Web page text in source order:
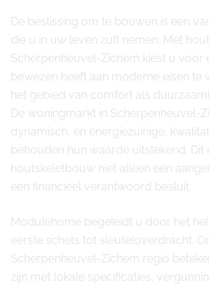
De beslissing om te bouwen is een
die u in uw leven zult nemen. Met
Scherpenheuvel-Zichem kiest u voor
bewezen heeft aan moderne eisen te
het gebied van comfort als
De woningmarkt in Scherpenheuvel-
dynamisch, en energiezuinige,
behouden hun waarde uitstekend. Dit
houtskeletbouw niet alleen een
een financieel verantwoord besluit.
Modulehome begeleidt u door het
eerste schets tot sleuteloverdracht.
Scherpenheuvel-Zichem regio
zijn met lokale specificaties,